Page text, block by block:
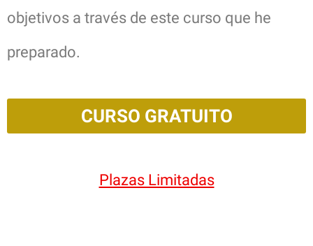
objetivos a través de este curso que he
preparado.
CURSO GRATUITO
Plazas Limitadas